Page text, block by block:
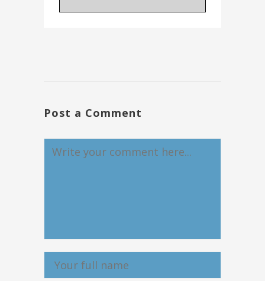
Post a Comment